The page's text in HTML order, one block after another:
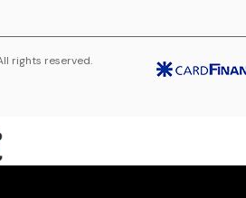
rights reserved.